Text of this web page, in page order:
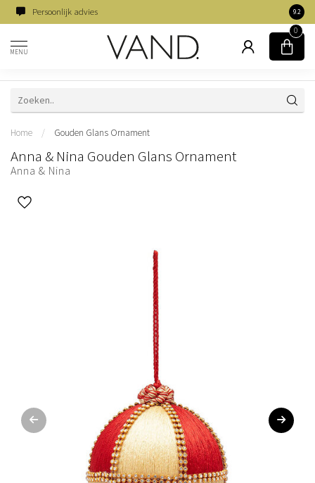
Persoonlijk advies 9.2
MENU
0
Home / Gouden Glans Ornament
Anna & Nina Gouden Glans Ornament
Anna & Nina